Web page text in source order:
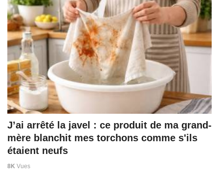
J’ai arrêté la javel : ce produit de ma grand-
mère blanchit mes torchons comme s'ils
étaient neufs
8K Vues